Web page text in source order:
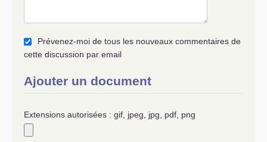
Prévenez-moi de tous les nouveaux commentaires de
cette discussion par email
Ajouter un document
Extensions autorisées : gif, jpeg, jpg, pdf, png